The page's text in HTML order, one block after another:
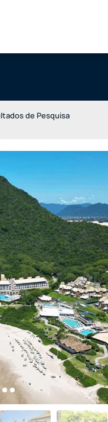
de Pesquisa